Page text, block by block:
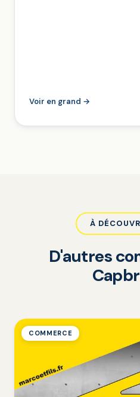
Voir en grand →
À
D'autres
COMMERCE